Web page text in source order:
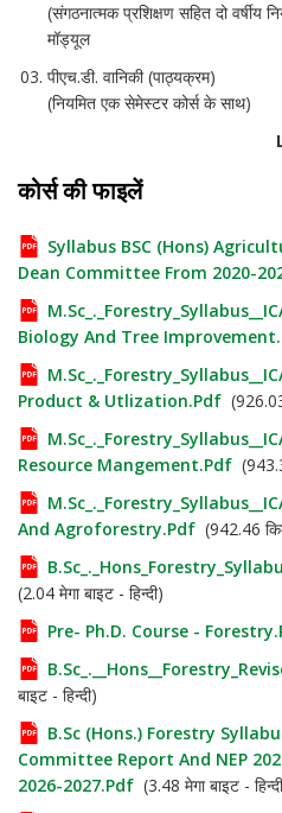
(संगठनात्मक प्रशिक्षण सहित दो
मॉड्यूल
पीएच.डी. वानिकी (पाठ्यक्रम)
(नियमित एक सेमेस्टर कोर्स के साथ)
कोर्स की फाइलें
Syllabus BSC (Hons)
Dean Committee From 2020-
Biology And Tree
Product & Utlization.pdf
Resource Mangement.pdf
And Agroforestry.pdf (942.46
(2.04 मेगा बाइट - हिन्दी)
Pre- Ph.D. Course -
बाइट - हिन्दी)
B.Sc (Hons.) Forestry
Committee Report And NEP
2026-2027.pdf (3.48 मेगा बाइट -